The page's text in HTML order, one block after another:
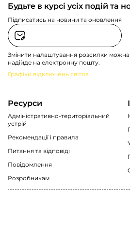
Будьте в курсі усіх подій та
Підписатись на новини та оновлення
Змінити налаштування розсилки
надійде на електронну пошту.
Графіки відключень світла
Ресурси
Адміністративно-територіальний
устрій
Рекомендації i правила
Питання та відповіді
Повідомлення
Розробникам